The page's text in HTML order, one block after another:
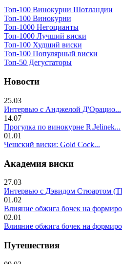
Топ-100 Винокурни Шотландии
Топ-100 Винокурни
Топ-1000 Негоцианты
Топ-1000 Лучший виски
Топ-100 Худший виски
Топ-100 Популярный виски
Топ-50 Дегустаторы
Новости
25.03
Интервью с Анджелой Д'Орацио...
14.07
Прогулка по винокурне R.Jelinek...
01.01
Чешский виски: Gold Cock...
Академия виски
27.03
Интервью с Дэвидом Стюартом
01.02
Влияние обжига бочек на
02.01
Влияние обжига бочек на
Путешествия